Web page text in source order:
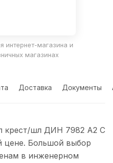
интернет-магазина и
магазинах
Доставка Документы
крест/шл ДИН 7982 А2 С
цене. Большой выбор
в инженерном